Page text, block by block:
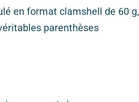
en format clamshell de 60 g,
parenthèses